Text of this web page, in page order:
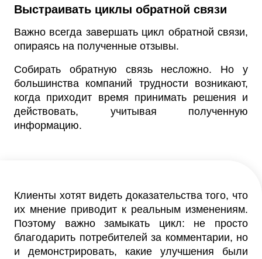
Выстраивать циклы обратной связи
Важно всегда завершать цикл обратной связи,
опираясь на полученные отзывы.
Собирать обратную связь несложно. Но у
большинства компаний трудности возникают,
когда приходит время принимать решения и
действовать, учитывая полученную
информацию.
Клиенты хотят видеть доказательства того, что
их мнение приводит к реальным изменениям.
Поэтому важно замыкать цикл: не просто
благодарить потребителей за комментарии, но
и демонстрировать, какие улучшения были